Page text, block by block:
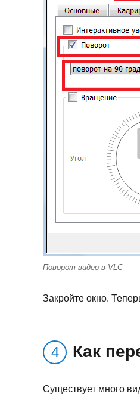
Поворот видео в VLC
Закройте окно.
Как
Существует много